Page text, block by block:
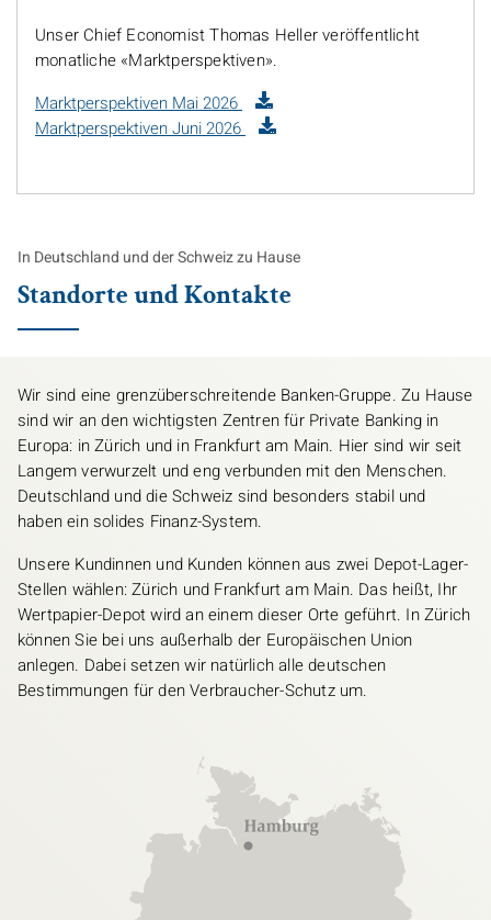
Unser Chief EconomistThomas Heller veröffentlicht
monatliche «Marktperspektiven».
Marktperspektiven Mai 2026
Marktperspektiven Juni 2026
In Deutschland und der Schweiz zu Hause
Standorte und Kontakte
Wir sind eine grenzüberschreitende Banken-Gruppe. Zu Hause
sind wir an den wichtigsten Zentren für Private Banking in
Europa: in Zürich und in Frankfurt am Main. Hier sind wir seit
Langem verwurzelt und eng verbunden mit den Menschen.
Deutschland und die Schweiz sind besonders stabil und
haben ein solides Finanz-System.
Unsere Kundinnen und Kunden können aus zwei Depot-Lager-
Stellen wählen: Zürich und Frankfurt am Main. Das heißt, Ihr
Wertpapier-Depot wird an einem dieser Orte geführt. In Zürich
können Sie bei uns außerhalb der Europäischen Union
anlegen. Dabei setzen wir natürlich alle deutschen
Bestimmungen für den Verbraucher-Schutz um.